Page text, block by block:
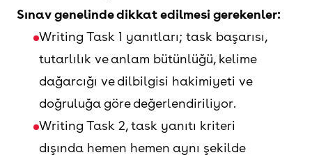
Sınav genelinde dikkat edilmesi gerekenler:
Writing Task 1 yanıtları; task başarısı,
tutarlılık ve anlam bütünlüğü, kelime
dağarcığı ve dilbilgisi hakimiyeti ve
doğruluğa göre değerlendiriliyor.
Writing Task 2, task yanıtı kriteri
dışında hemen hemen aynı şekilde